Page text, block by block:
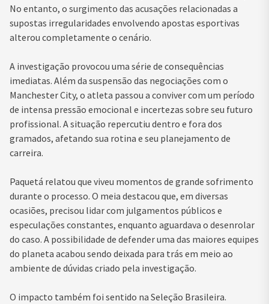
No entanto, o surgimento das acusações relacionadas a
supostas irregularidades envolvendo apostas esportivas
alterou completamente o cenário.
A investigação provocou uma série de consequências
imediatas. Além da suspensão das negociações com o
Manchester City, o atleta passou a conviver com um período
de intensa pressão emocional e incertezas sobre seu futuro
profissional. A situação repercutiu dentro e fora dos
gramados, afetando sua rotina e seu planejamento de
carreira.
Paquetá relatou que viveu momentos de grande sofrimento
durante o processo. O meia destacou que, em diversas
ocasiões, precisou lidar com julgamentos públicos e
especulações constantes, enquanto aguardava o desenrolar
do caso. A possibilidade de defender uma das maiores equipes
do planeta acabou sendo deixada para trás em meio ao
ambiente de dúvidas criado pela investigação.
O impacto também foi sentido na Seleção Brasileira.